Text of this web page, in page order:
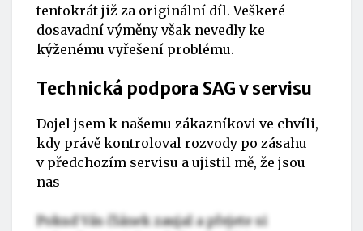
tentokrát již za originální díl. Veškeré
dosavadní výměny však nevedly ke
kýženému vyřešení problému.
Technická podpora SAG v servisu
Dojel jsem k našemu zákazníkovi ve chvíli,
kdy právě kontroloval rozvody po zásahu
v předchozím servisu a ujistil mě, že jsou
nas
Pokud Vás článek zaujal a přejete si